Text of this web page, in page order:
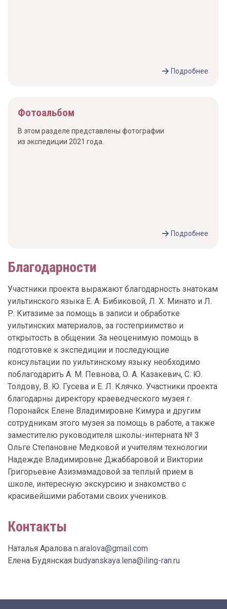
Подробнее
Фотоальбом
В этом разделе представлены фотографии
из экспедиции 2021 года.
Подробнее
Благодарности
Участники проекта выражают благодарность знатокам
уильтинского языка Е. А. Бибиковой, Л. Х. Минато и Л.
Р. Китазиме за помощь в записи и обработке
уильтинских материалов, за гостеприимство и
открытость в общении. За неоценимую помощь в
подготовке к экспедиции и последующие
консультации по уильтинскому языку необходимо
поблагодарить А. М. Певнова, О. А. Казакевич, С. Ю.
Толдову, В. Ю. Гусева и Е. Л. Клячко. Участники проекта
благодарны директору краеведческого музея г.
Поронайск Елене Владимировне Кимура и другим
сотрудникам этого музея за помощь в работе, а также
заместителю руководителя школы-интерната № 3
Ольге Степановне Медковой и учителям технологии
Надежде Владимировне Джаббаровой и Виктории
Григорьевне Азизмамадовой за теплый прием в
школе, интересную экскурсию и знакомство с
красивейшими работами своих учеников.
Контакты
Наталья Аралова n.aralova@gmail.com
Елена Будянская budyanskaya.lena@iling-ran.ru